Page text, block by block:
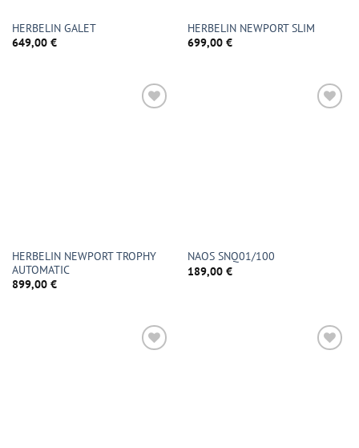
HERBELIN GALET
649,00 €
HERBELIN NEWPORT SLIM
699,00 €
HERBELIN NEWPORT TROPHY
AUTOMATIC
899,00 €
NAOS SNQ01/100
189,00 €